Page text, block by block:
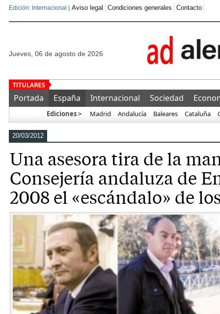
Edición: Internacional | Aviso legal Condiciones generales Contacto
jueves, 06 de agosto de 2026
Portada España Internacional Sociedad
Ediciones > Madrid Andalucía Baleares Cataluña
20/03/2012
Una asesora tira de la
Consejería andaluza de
2008 el «escándalo» de